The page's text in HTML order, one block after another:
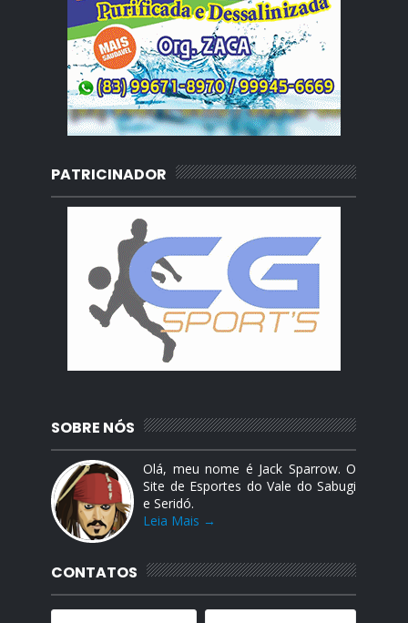
PATRICINADOR
SOBRE NÓS
Olá, meu nome é Jack Sparrow. O
Site de Esportes do Vale do Sabugi
e Seridó.
Leia Mais →
CONTATOS